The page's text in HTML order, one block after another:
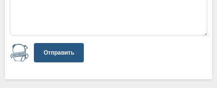
Отправить